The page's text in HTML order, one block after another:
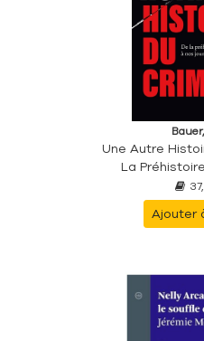
Une Autre
La
Ajouter